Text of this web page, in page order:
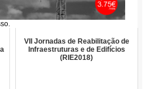
VII Jornadas de Reabilitação de
Infraestruturas e de Edifícios
(RIE2018)